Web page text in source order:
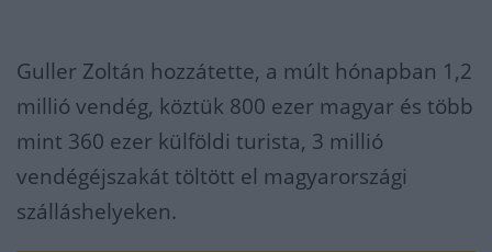
Guller Zoltán hozzátette, a múlt hónapban 1,2
millió vendég, köztük 800 ezer magyar és több
mint 360 ezer külföldi turista, 3 millió
vendégéjszakát töltött el magyarországi
szálláshelyeken.